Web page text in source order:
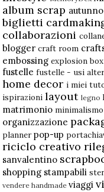
album scrap autunno
biglietti
collaborazioni
blogger craft room
embossing explosion box
fustelle fustelle - usi
home decor i miei
ispirazioni layout legno
matrimonio minimalismo
organizzazione
planner pop-up
riciclo creativo
sanvalentino
shopping stampabili
vendere handmade viaggi